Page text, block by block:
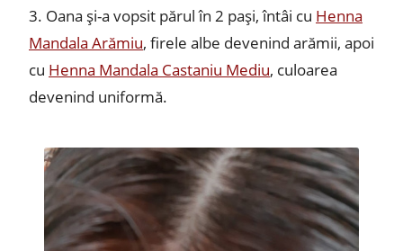
3. Oana și-a vopsit părul în 2 pași, întâi cu Henna
Mandala Arămiu, firele albe devenind arămii, apoi
cu Henna Mandala Castaniu Mediu, culoarea
devenind uniformă.